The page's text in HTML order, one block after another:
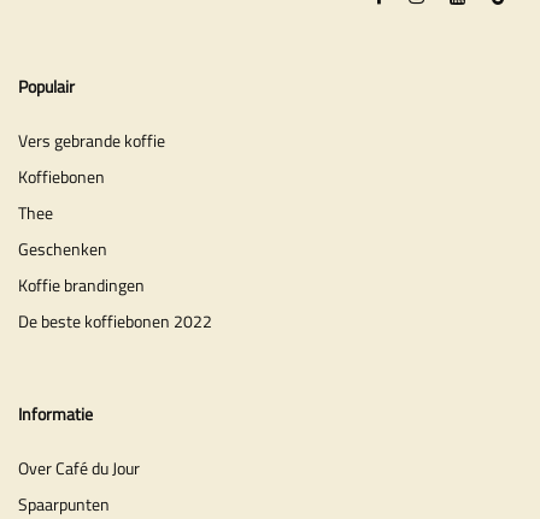
Populair
Vers gebrande koffie
Koffiebonen
Thee
Geschenken
Koffie brandingen
De beste koffiebonen 2022
Informatie
Over Café du Jour
Spaarpunten